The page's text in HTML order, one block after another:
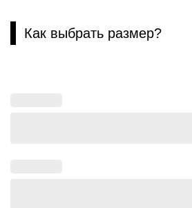
Как выбрать размер?